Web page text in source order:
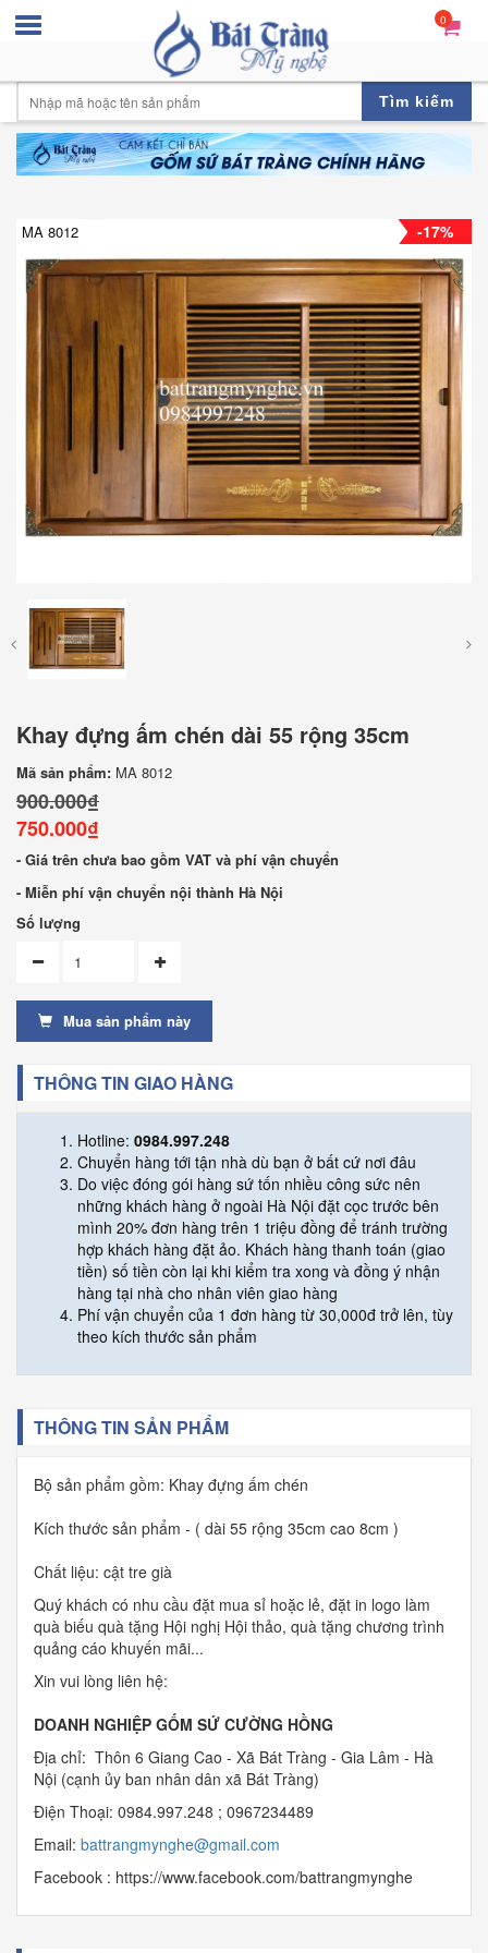
0
Tìm kiếm
-17%
MA 8012
Khay đựng ấm chén dài 55 rộng 35cm
Mã sản phẩm: MA 8012
900.000₫
750.000₫
- Giá trên chưa bao gồm VAT và phí vận chuyển
- Miễn phí vận chuyển nội thành Hà Nội
Số lượng
Mua sản phẩm này
THÔNG TIN GIAO HÀNG
Hotline: 0984.997.248
Chuyển hàng tới tận nhà dù bạn ở bất cứ nơi đâu
Do việc đóng gói hàng sứ tốn nhiều công sức nên
những khách hàng ở ngoài Hà Nội đặt cọc trước bên
mình 20% đơn hàng trên 1 triệu đồng để tránh trường
hợp khách hàng đặt ảo. Khách hàng thanh toán (giao
tiền) số tiền còn lại khi kiểm tra xong và đồng ý nhận
hàng tại nhà cho nhân viên giao hàng
Phí vận chuyển của 1 đơn hàng từ 30,000đ trở lên, tùy
theo kích thước sản phẩm
THÔNG TIN SẢN PHẨM
Bộ sản phẩm gồm: Khay đựng ấm chén
Kích thước sản phẩm - ( dài 55 rộng 35cm cao 8cm )
Chất liệu: cật tre già
Quý khách có nhu cầu đặt mua sỉ hoặc lẻ, đặt in logo làm
quà biếu quà tặng Hội nghị Hội thảo, quà tặng chương trình
quảng cáo khuyến mãi...
Xin vui lòng liên hệ:
DOANH NGHIỆP GỐM SỨ CƯỜNG HỒNG
Địa chỉ: Thôn 6 Giang Cao - Xã Bát Tràng - Gia Lâm - Hà
Nội (cạnh ủy ban nhân dân xã Bát Tràng)
Điện Thoại: 0984.997.248 ; 0967234489
Email: battrangmynghe@gmail.com
Facebook : https://www.facebook.com/battrangmynghe